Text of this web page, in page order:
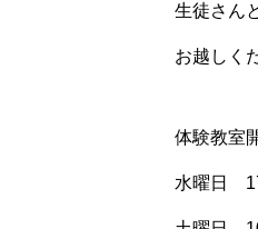
生徒さん
お越しく
体験教室
水曜日